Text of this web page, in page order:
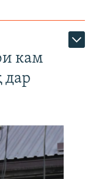
кам
дар